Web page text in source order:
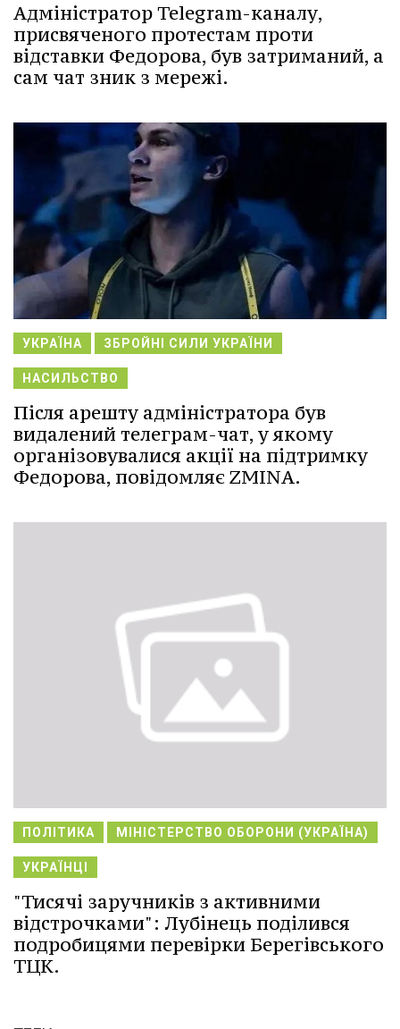
Адміністратор Telegram-каналу,
присвяченого протестам проти
відставки Федорова, був затриманий, а
сам чат зник з мережі.
УКРАЇНА ЗБРОЙНІ СИЛИ УКРАЇНИ
НАСИЛЬСТВО
Після арешту адміністратора був
видалений телеграм-чат, у якому
організовувалися акції на підтримку
Федорова, повідомляє ZMINA.
ПОЛІТИКА МІНІСТЕРСТВО ОБОРОНИ (УКРАЇНА)
УКРАЇНЦІ
"Тисячі заручників з активними
відстрочками": Лубінець поділився
подробицями перевірки Берегівського
ТЦК.